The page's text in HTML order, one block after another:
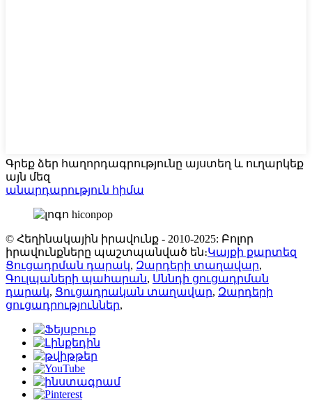
Գրեք ձեր հաղորդագրությունը այստեղ և ուղարկեք
այն մեզ
անարդարություն հիմա
© Հեղինակային իրավունք - 2010-2025: Բոլոր
իրավունքները պաշտպանված են։Կայքի քարտեզ
Ցուցադրման դարակ, Զարդերի տաղավար,
Գուլպաների պահարան, Սննդի ցուցադրման
դարակ, Ցուցադրական տաղավար, Զարդերի
ցուցադրություններ,